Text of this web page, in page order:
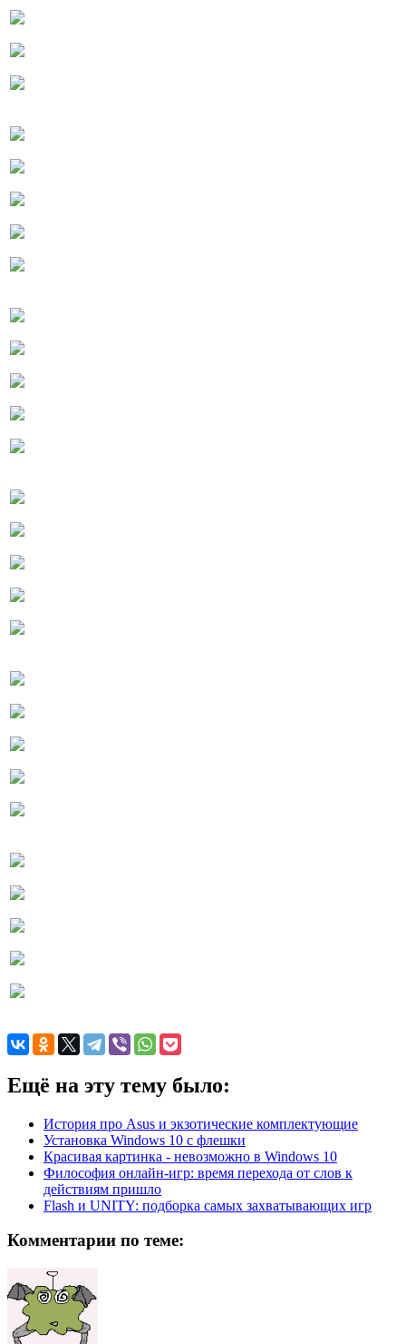
Ещё на эту тему было:
История про Asus и экзотические комплектующие
Установка Windows 10 с флешки
Красивая картинка - невозможно в Windows 10
Философия онлайн-игр: время перехода от слов к
действиям пришло
Flash и UNITY: подборка самых захватывающих игр
Комментарии по теме: